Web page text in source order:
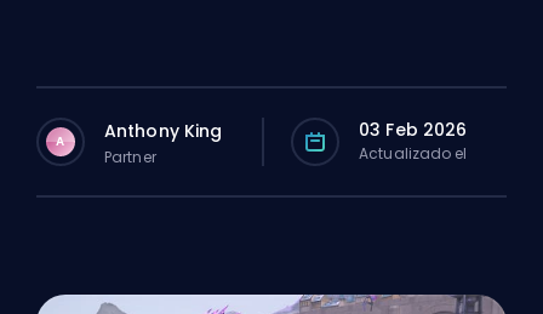
A Anthony King
Partner
03 Feb 2026
Actualizado el